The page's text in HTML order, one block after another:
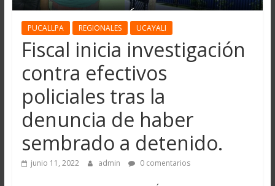
PUCALLPA REGIONALES UCAYALI
Fiscal inicia investigación
contra efectivos
policiales tras la
denuncia de haber
sembrado a detenido.
junio 11, 2022 admin 0 comentarios